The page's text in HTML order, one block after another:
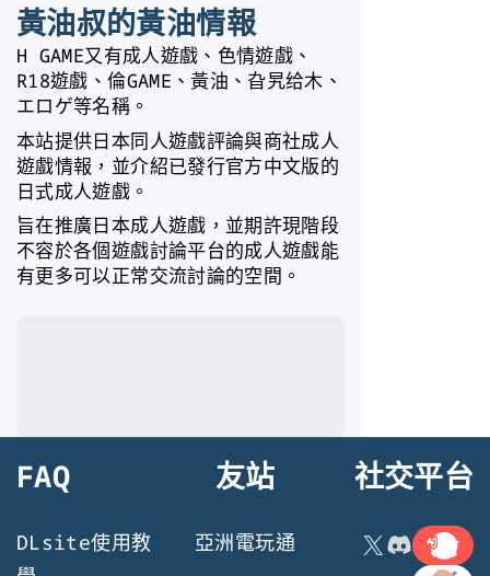
黃油叔的黃油情報
H GAME又有成人遊戲、色情遊戲、
R18遊戲、倫GAME、黃油、旮旯给木、
エロゲ等名稱。
本站提供日本同人遊戲評論與商社成人
遊戲情報，並介紹已發行官方中文版的
日式成人遊戲。
旨在推廣日本成人遊戲，並期許現階段
不容於各個遊戲討論平台的成人遊戲能
有更多可以正常交流討論的空間。
FAQ
DLsite使用教
友站
亞洲電玩通
社交平台
X Discord
連結
連結